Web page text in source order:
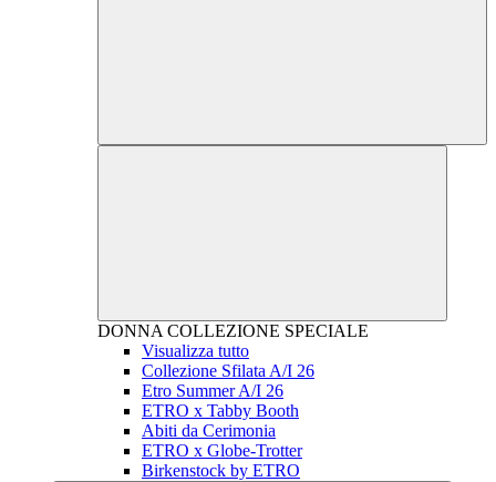
DONNA COLLEZIONE SPECIALE
Visualizza tutto
Collezione Sfilata A/I 26
Etro Summer A/I 26
ETRO x Tabby Booth
Abiti da Cerimonia
ETRO x Globe-Trotter
Birkenstock by ETRO